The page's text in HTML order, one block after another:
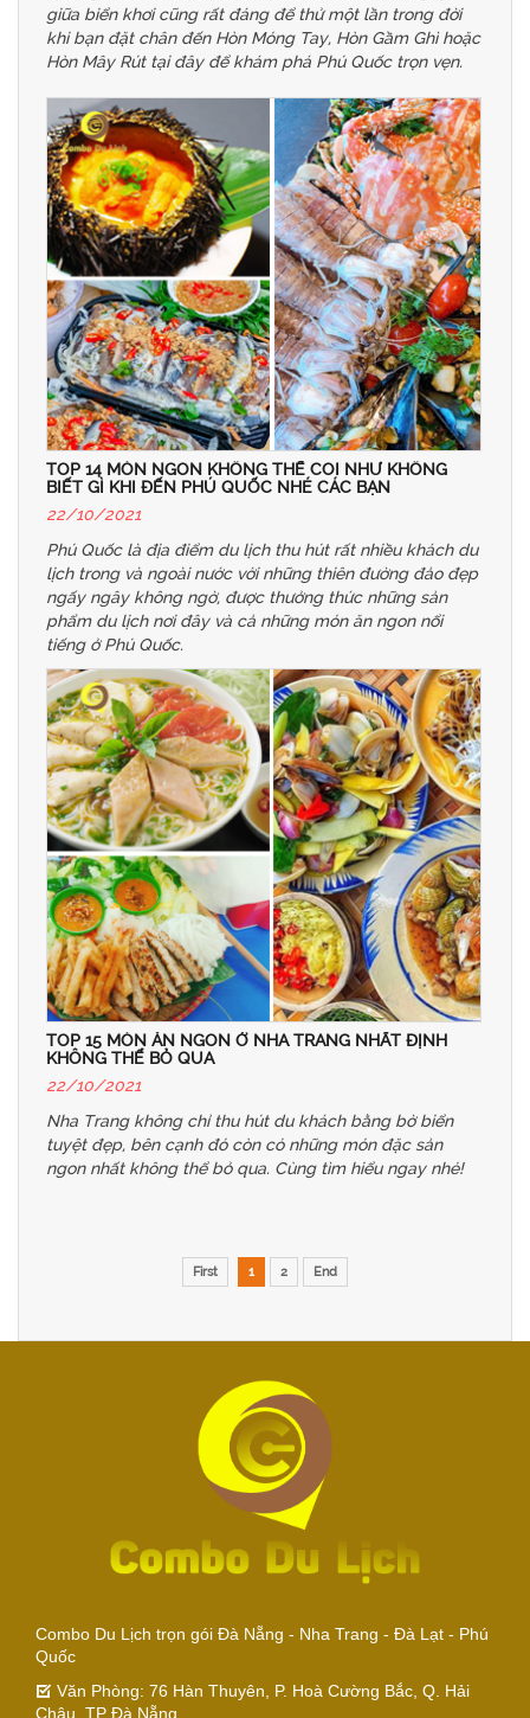
giữa biển khơi cũng rất đáng để thử một lần trong đời
khi bạn đặt chân đến Hòn Móng Tay, Hòn Gầm Ghì hoặc
Hòn Mây Rút tại đây để khám phá Phú Quốc trọn vẹn.
TOP 14 MÓN NGON KHÔNG THỂ COI NHƯ KHÔNG
BIẾT GÌ KHI ĐẾN PHÚ QUỐC NHÉ CÁC BẠN
22/10/2021
Phú Quốc là địa điểm du lịch thu hút rất nhiều khách du
lịch trong và ngoài nước với những thiên đường đảo đẹp
ngấy ngây không ngờ, được thưởng thức những sản
phẩm du lịch nơi đây và cả những món ăn ngon nổi
tiếng ở Phú Quốc.
TOP 15 MÓN ĂN NGON Ở NHA TRANG NHẤT ĐỊNH
KHÔNG THỂ BỎ QUA
22/10/2021
Nha Trang không chỉ thu hút du khách bằng bờ biển
tuyệt đẹp, bên cạnh đó còn có những món đặc sản
ngon nhất không thể bỏ qua. Cùng tìm hiểu ngay nhé!
First 1 2 End
Combo Du Lịch trọn gói Đà Nẵng - Nha Trang - Đà Lạt - Phú
Quốc
Văn Phòng: 76 Hàn Thuyên, P. Hoà Cường Bắc, Q. Hải
Châu, TP Đà Nẵng